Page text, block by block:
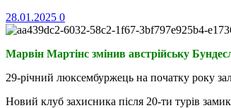
28.01.2025 0
Марвін Мартінс змінив австрійську
29-річний люксембуржець на початку року
Новий клуб захисника після 20-ти турів